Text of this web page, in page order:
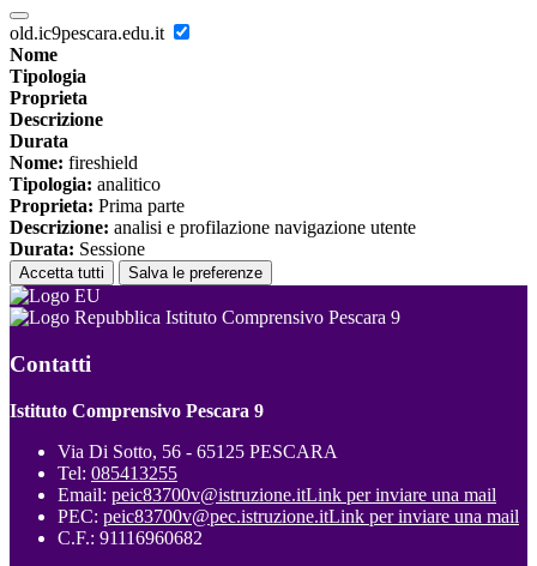
old.ic9pescara.edu.it
Nome
Tipologia
Proprieta
Descrizione
Durata
Nome: fireshield
Tipologia: analitico
Proprieta: Prima parte
Descrizione: analisi e profilazione navigazione utente
Durata: Sessione
Accetta tutti Salva le preferenze
Istituto Comprensivo Pescara 9
Contatti
Istituto Comprensivo Pescara 9
Via Di Sotto, 56 - 65125 PESCARA
Tel: 085413255
Email: peic83700v@istruzione.itLink per inviare una mail
PEC: peic83700v@pec.istruzione.itLink per inviare una mail
C.F.: 91116960682